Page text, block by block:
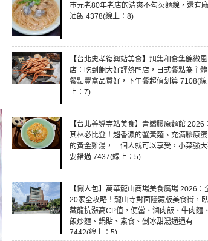
市元老80年老店的清爽不勾芡麵線，還有
油飯 4378(線上：8)
【台北忠孝復興站美食】旭集和食集錦微風
店：吃到飽大好評熱門店，日式餐點為主體
餐點豐富品質好，下午餐超值划算 7108(線
上：7)
【台北善導寺站美食】青嬌膠原麵館 2026
其林必比登！超香濃的蟹黃麵、充滿膠原蛋
的黃金雞湯，一個人就可以享受，小菜強
要錯過 7437(線上：5)
【懶人包】萬華龍山商場美食廣場 2026：
20家全攻略！龍山寺對面隱藏版美食街，
藏龍抗漲高CP值，便當、滷肉飯、牛肉麵
飯炒麵、鍋貼、素食、剉冰甜湯通通有
7442(線上：5)